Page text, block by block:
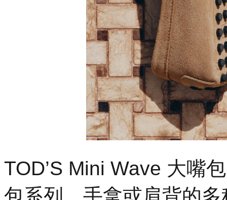
TOD’S Mini Wave 大嘴
包系列，手拿或肩背的